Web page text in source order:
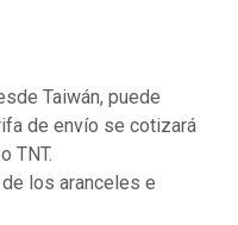
Taiwán, puede
de envío se cotizará
TNT.
los aranceles e